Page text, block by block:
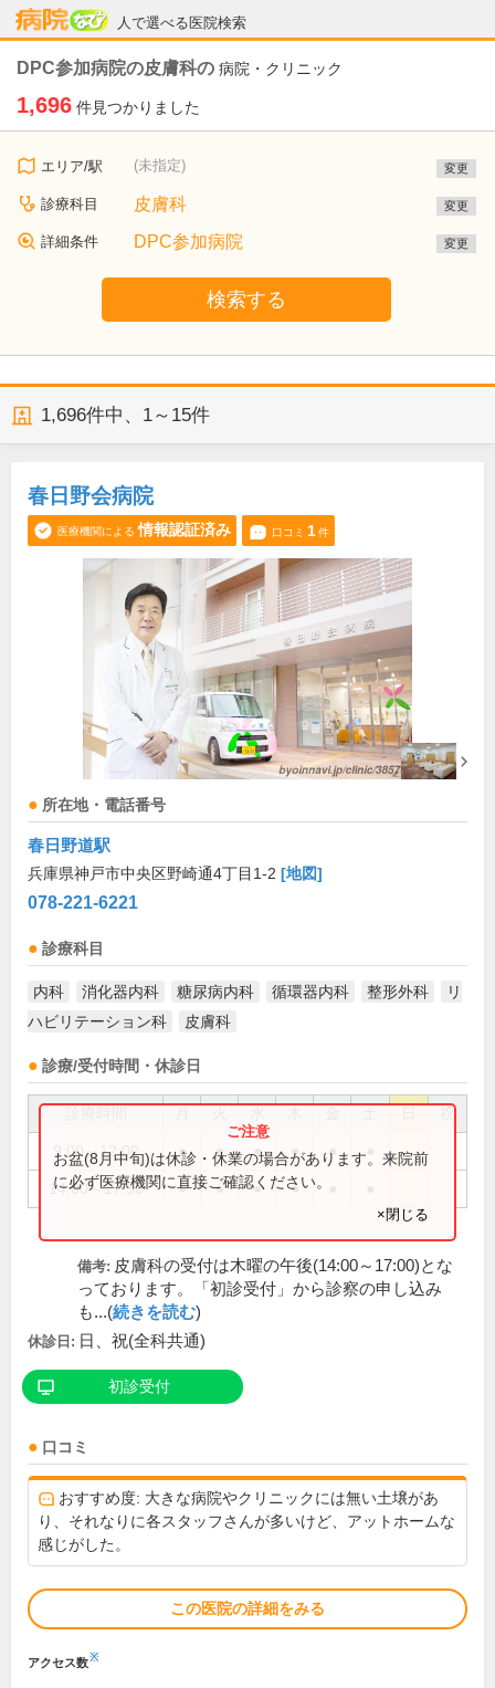
人で選べる医院検索
病院なび
DPC参加病院の皮膚科の 病院・クリニック
1,696 件見つかりました
エリア/駅 (未指定) 変更
診療科目 皮膚科 変更
詳細条件 DPC参加病院 変更
検索する
1,696件中、 1～15件
春日野会病院
医療機関による 情報認証済み 口コミ 1件
所在地・電話番号
春日野道駅
兵庫県神戸市中央区野崎通4丁目1-2 [地図]
078-221-6221
診療科目
内科 消化器内科 糖尿病内科 循環器内科 整形外科
リ
ハビリテーション科
皮膚科
診療/受付時間・休診日
祝
9:00～12:00 ● ● ● ● ●
14:00～17:30 ● ● ● ●
お盆(8月中旬)は休診・休業の場合があります。来院前
に必ず医療機関に直接ご確認ください。
×閉じる
備考: 皮膚科の受付は木曜の午後(14:00～17:00)とな
っております。「初診受付」から診察の申し込み
も...(続きを読む)
休診日: 日、祝(全科共通)
初診受付
口コミ
おすすめ度: 大きな病院やクリニックには無い土壌があ
り、それなりに各スタッフさんが多いけど、アットホームな
感じがした。
この医院の詳細をみる
アクセス数※